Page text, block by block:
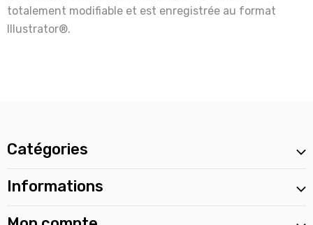
totalement modifiable et est enregistrée au format
Illustrator®.
Catégories
Informations